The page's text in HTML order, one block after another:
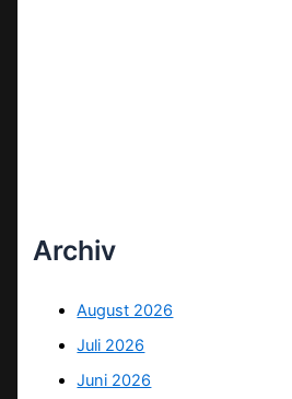
Archiv
August 2026
Juli 2026
Juni 2026